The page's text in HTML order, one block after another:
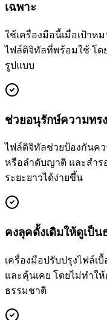
เฉพาะ
ใช้เครื่องมือนี้เมื่อเป้าห
ไฟล์ดิจิทัลที่พร้อมใช้ โด
รูปแบบ
ช่วยอนุรักษ์ความทร
ไฟล์ดิจิทัลช่วยป้องกันค
หรือลำดับญาติ และสำร
ระยะยาวได้ง่ายขึ้น
คงลุคดั้งเดิมให้ดูเป็
เครื่องมือปรับปรุงไฟล์เ
และคุ้นเคย โดยไม่ทำใ
ธรรมชาติ